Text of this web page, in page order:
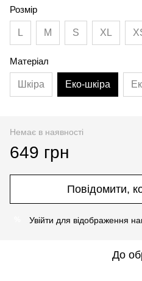
Розмір
L M S XL
Матеріал
Шкіра Еко-шкіра
Немає в наявності
649 грн
Повідомити,
Увійти для відображення
До